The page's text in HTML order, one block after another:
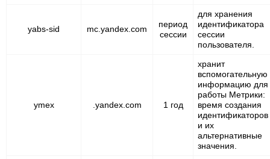
yabs-sid mc.yandex.com
период
сессии
для хранения
идентификатора
сессии
пользователя.
ymex .yandex.com 1 год
хранит
вспомогательную
информацию для
работы Метрики:
время создания
идентификаторов
и их
альтернативные
значения.